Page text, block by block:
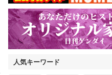
人気キーワード